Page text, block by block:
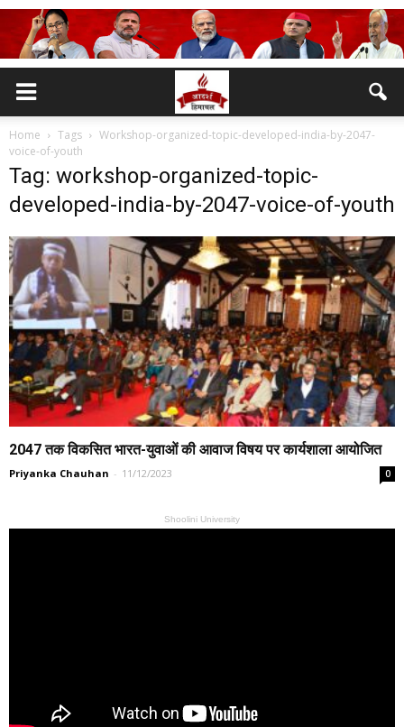
Home Tags
Workshop-organized-topic-developed-india-by-2047-
voice-of-youth
Tag: workshop-organized-topic-
developed-india-by-2047-voice-of-youth
2047 तक विकसित भारत-युवाओं की आवाज विषय पर कार्यशाला आयोजित
Priyanka Chauhan - 11/12/2023 0
Shoolini University